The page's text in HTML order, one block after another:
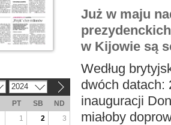
Już w maju
w Kijowie są
Według
dwóch datach:
inauguracji
miałoby
2024
PT SB
ND
1
2
3